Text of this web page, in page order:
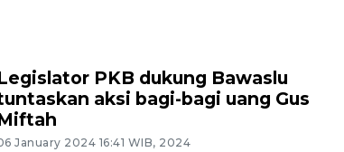
PKB dukung Bawaslu
aksi bagi-bagi uang Gus
January 2024 16:41 WIB, 2024